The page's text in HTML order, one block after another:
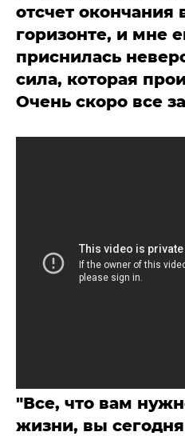
отсчет
горизонте, и мне
приснилась
сила, которая
Очень скоро все
"Все, что вам
жизни, вы